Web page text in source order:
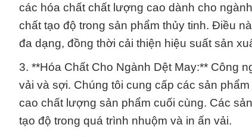
các hóa chất chất lượng cao dành cho
chất tạo độ trong sản phẩm thủy tinh. Điều
đa dạng, đồng thời cải thiện hiệu suất sản
3. **Hóa Chất Cho Ngành Dệt May:** Công
vải và sợi. Chúng tôi cung cấp các sản
cao chất lượng sản phẩm cuối cùng. Các
tạo độ trong quá trình nhuộm và in ấn vải.